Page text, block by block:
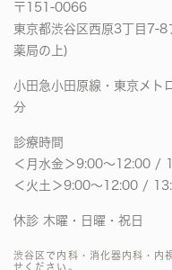
〒151-0066
東京都渋谷区西原3丁目7-8
薬局の上)
小田急小田原線・東京メト
分
診療時間
＜月水金＞9:00〜12:00 /
＜火土＞9:00〜12:00 /
休診 木曜・日曜・祝日
渋谷区で内科・消化器内科・内
せください。